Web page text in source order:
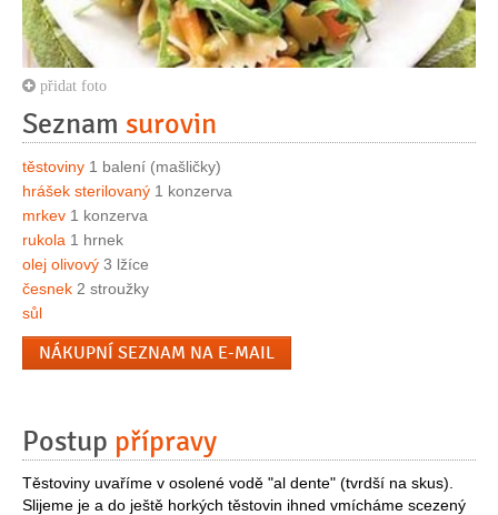
přidat foto
Seznam surovin
těstoviny 1 balení (mašličky)
hrášek sterilovaný 1 konzerva
mrkev 1 konzerva
rukola 1 hrnek
olej olivový 3 lžíce
česnek 2 stroužky
sůl
NÁKUPNÍ SEZNAM NA E-MAIL
Postup přípravy
Těstoviny uvaříme v osolené vodě "al dente" (tvrdší na skus).
Slijeme je a do ještě horkých těstovin ihned vmícháme scezený